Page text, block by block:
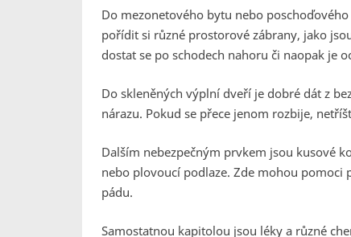
Do mezonetového bytu nebo
pořídit si různé prostorové zábrany, jako
dostat se po schodech nahoru či naopak je
Do skleněných výplní dveří je dobré dát z
nárazu. Pokud se přece jenom rozbije,
Dalším nebezpečným prvkem jsou kusové
nebo plovoucí podlaze. Zde mohou pomoci
pádu.
Samostatnou kapitolou jsou léky a různé